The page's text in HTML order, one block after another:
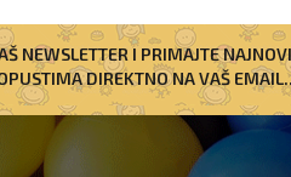
NEWSLETTER I PRIMAJTE
DIREKTNO NA VAŠ